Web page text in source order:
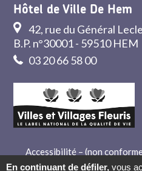
Hôtel de Ville De Hem
42, rue du Général
B.P. n°30001 - 59510 HEM
03 20 66 58 00
Accessibilité – (non
Crédits
-
En continuant de défiler, vous